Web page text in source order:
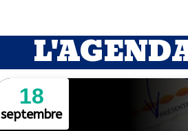
18
septembre